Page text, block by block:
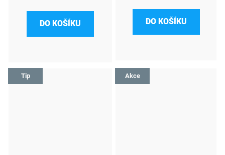
DO KOŠÍKU DO KOŠÍKU
Tip Akce